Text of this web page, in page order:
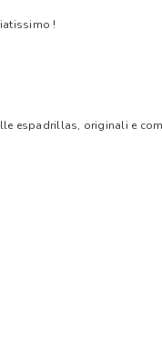
!
espadrillas, originali e